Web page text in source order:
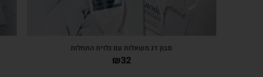
סבון דג משאלות עם גלוית התחלות
₪32